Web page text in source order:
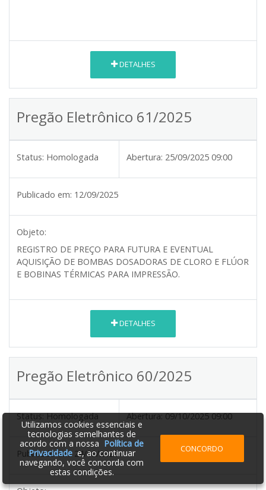
DETALHES
Pregão Eletrônico 61/2025
Status: Homologada Abertura: 25/09/2025 09:00
Publicado em: 12/09/2025
Objeto:
REGISTRO DE PREÇO PARA FUTURA E EVENTUAL
AQUISIÇÃO DE BOMBAS DOSADORAS DE CLORO E FLÚOR
E BOBINAS TÉRMICAS PARA IMPRESSÃO.
DETALHES
Pregão Eletrônico 60/2025
Status: Homologada Abertura: 09/10/2025 09:00
Publicado em: 24/09/2025
Utilizamos cookies essenciais e
tecnologias semelhantes de
acordo com a nossa Política de
Privacidadee, ao continuar
navegando, você concorda com
estas condições.
CONCORDO